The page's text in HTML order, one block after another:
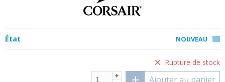
État NOUVEAU
Rupture de stock
Ajouter au panier